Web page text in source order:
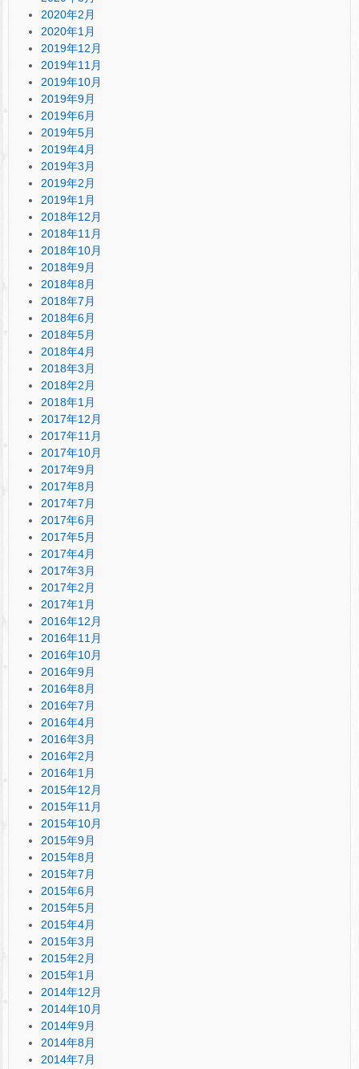
2020年2月
2020年1月
2019年12月
2019年11月
2019年10月
2019年9月
2019年6月
2019年5月
2019年4月
2019年3月
2019年2月
2019年1月
2018年12月
2018年11月
2018年10月
2018年9月
2018年8月
2018年7月
2018年6月
2018年5月
2018年4月
2018年3月
2018年2月
2018年1月
2017年12月
2017年11月
2017年10月
2017年9月
2017年8月
2017年7月
2017年6月
2017年5月
2017年4月
2017年3月
2017年2月
2017年1月
2016年12月
2016年11月
2016年10月
2016年9月
2016年8月
2016年7月
2016年4月
2016年3月
2016年2月
2016年1月
2015年12月
2015年11月
2015年10月
2015年9月
2015年8月
2015年7月
2015年6月
2015年5月
2015年4月
2015年3月
2015年2月
2015年1月
2014年12月
2014年10月
2014年9月
2014年8月
2014年7月